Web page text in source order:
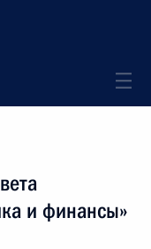
и финансы»